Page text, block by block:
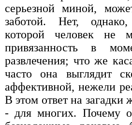
серьезной миной,
заботой. Нет,
которой человек не
привязанность в
развлечения; что же
часто она выглядит
аффективной, нежели
В этом ответ на загадки
- для многих. Почему